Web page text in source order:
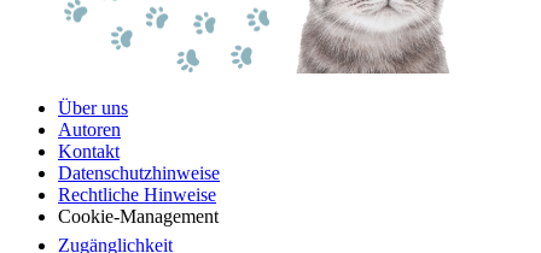
Über uns
Autoren
Kontakt
Datenschutzhinweise
Rechtliche Hinweise
Cookie-Management
Zugänglichkeit